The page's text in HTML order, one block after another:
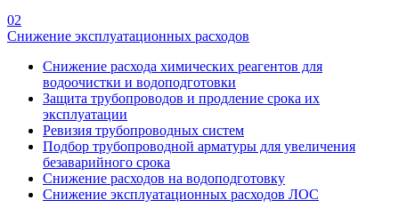
02
Снижение эксплуатационных расходов
Снижение расхода химических реагентов для
водоочистки и водоподготовки
Защита трубопроводов и продление срока их
эксплуатации
Ревизия трубопроводных систем
Подбор трубопроводной арматуры для увеличения
безаварийного срока
Снижение расходов на водоподготовку
Снижение эксплуатационных расходов ЛОС